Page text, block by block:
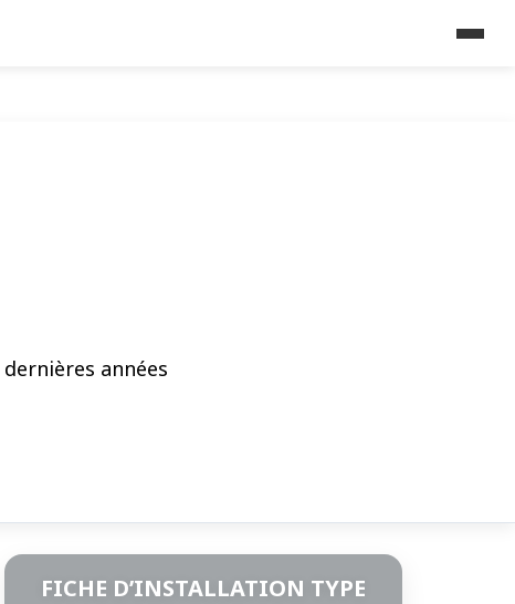
années
FICHE D’INSTALLATION TYPE